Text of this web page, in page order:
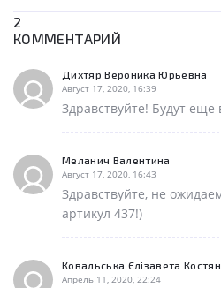
2
КОММЕНТАРИЙ
Дихтяр Вероника Юрьевна
Август 17, 2020, 16:39
Здравствуйте! Будут еще
Меланич Валентина
Август 17, 2020, 16:43
Здравствуйте, не
артикул 437!)
Ковальська Єлізавета
Апрель 11, 2020, 22:24